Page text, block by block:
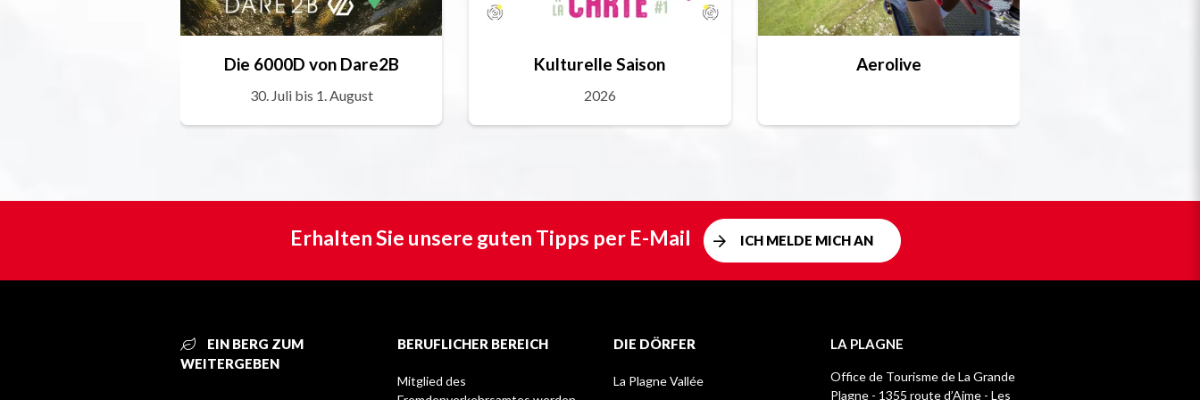
Die 6000D von Dare2B
30. Juli bis 1. August
Kulturelle Saison
2026
Aerolive
Erhalten Sie unsere guten Tipps per E-Mail ICH MELDE MICH AN
EIN BERG ZUM
WEITERGEBEN
BERUFLICHER BEREICH
Mitglied des
DIE DÖRFER
La Plagne Vallée
LA PLAGNE
Office de Tourisme de La Grande
Plagne - 1355 route d’Aime - Les